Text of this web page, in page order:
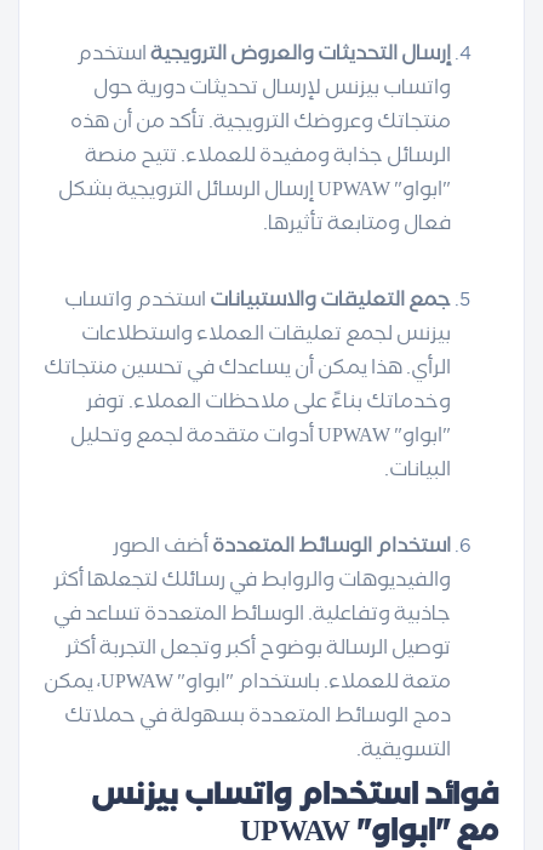
إرسال التحديثات والعروض الترويجيةاستخدم
واتساب بيزنس لإرسال تحديثات دورية حول
منتجاتك وعروضك الترويجية. تأكد من أن هذه
الرسائل جذابة ومفيدة للعملاء. تتيح منصة
"ابواو" UPWAW إرسال الرسائل الترويجية بشكل
فعال ومتابعة تأثيرها.
جمع التعليقات والاستبياناتاستخدم واتساب
بيزنس لجمع تعليقات العملاء واستطلاعات
الرأي. هذا يمكن أن يساعدك في تحسين منتجاتك
وخدماتك بناءً على ملاحظات العملاء. توفر
"ابواو" UPWAW أدوات متقدمة لجمع وتحليل
البيانات.
استخدام الوسائط المتعددةأضف الصور
والفيديوهات والروابط في رسائلك لتجعلها أكثر
جاذبية وتفاعلية. الوسائط المتعددة تساعد في
توصيل الرسالة بوضوح أكبر وتجعل التجربة أكثر
متعة للعملاء. باستخدام "ابواو" UPWAW، يمكن
دمج الوسائط المتعددة بسهولة في حملاتك
التسويقية.
فوائد استخدام واتساب بيزنس
مع "ابواو" UPWAW